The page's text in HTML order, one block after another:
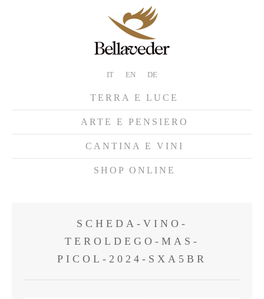
IT EN DE
TERRA E LUCE
ARTE E PENSIERO
CANTINA E VINI
SHOP ONLINE
SCHEDA-VINO-
TEROLDEGO-MAS-
PICOL-2024-SXA5BR